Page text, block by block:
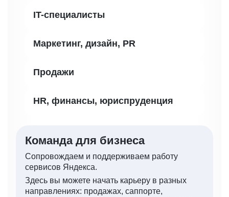
IT-специалисты
Маркетинг, дизайн, PR
Продажи
HR, финансы, юриспруденция
Команда для бизнеса
Сопровождаем и поддерживаем работу
сервисов Яндекса.
Здесь вы можете начать карьеру в разных
направлениях: продажах, саппорте,